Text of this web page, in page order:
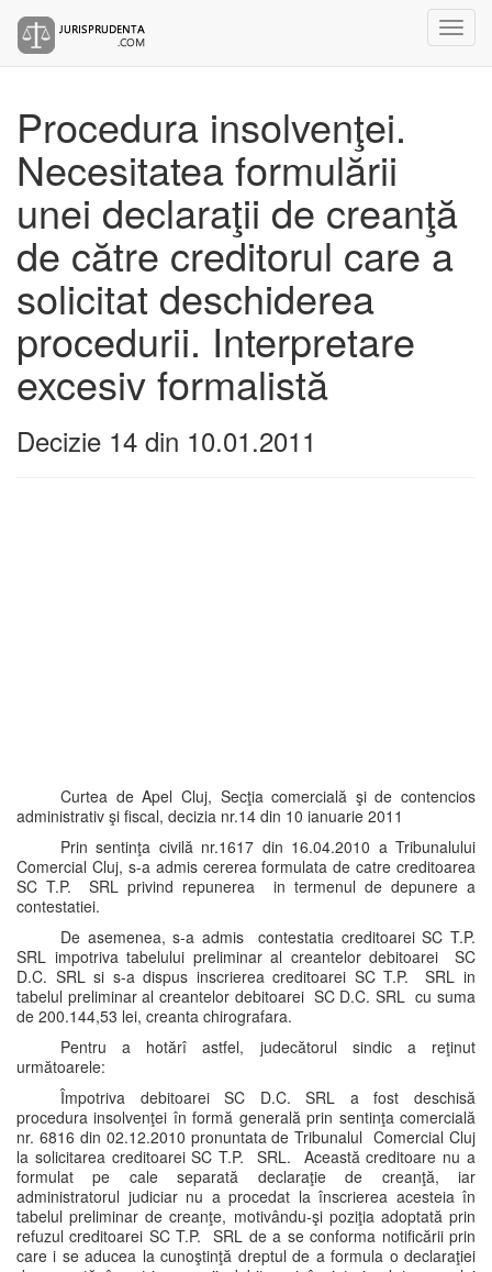
Procedura insolvenţei.
Necesitatea formulării
unei declaraţii de creanţă
de către creditorul care a
solicitat deschiderea
procedurii. Interpretare
excesiv formalistă
Decizie 14 din 10.01.2011
Curtea de Apel Cluj, Secţia comercială şi de contencios
administrativ şi fiscal, decizia nr.14 din 10 ianuarie 2011
Prin sentinţa civilă nr.1617 din 16.04.2010 a Tribunalului
Comercial Cluj, s-a admis cererea formulata de catre creditoarea
SC T.P. SRL privind repunerea in termenul de depunere a
contestatiei.
De asemenea, s-a admis contestatia creditoarei SC T.P.
SRL impotriva tabelului preliminar al creantelor debitoarei SC
D.C. SRL si s-a dispus inscrierea creditoarei SC T.P. SRL in
tabelul preliminar al creantelor debitoarei SC D.C. SRL cu suma
de 200.144,53 lei, creanta chirografara.
Pentru a hotărî astfel, judecătorul sindic a reţinut
următoarele:
Împotriva debitoarei SC D.C. SRL a fost deschisă
procedura insolvenţei în formă generală prin sentinţa comercială
nr. 6816 din 02.12.2010 pronuntata de Tribunalul Comercial Cluj
la solicitarea creditoarei SC T.P. SRL. Această creditoare nu a
formulat pe cale separată declaraţie de creanţă, iar
administratorul judiciar nu a procedat la înscrierea acesteia în
tabelul preliminar de creanţe, motivându-şi poziţia adoptată prin
refuzul creditoarei SC T.P. SRL de a se conforma notificării prin
care i se aducea la cunoştinţă dreptul de a formula o declaraţiei